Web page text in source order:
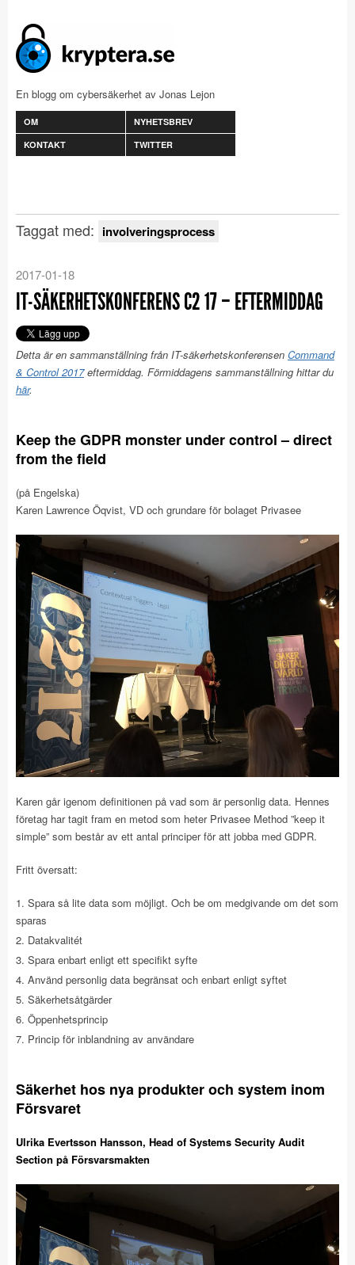
En blogg om cybersäkerhet av Jonas Lejon
OM
NYHETSBREV
KONTAKT
TWITTER
Taggat med: involveringsprocess
2017-01-18
IT-SÄKERHETSKONFERENS C2 17 – EFTERMIDDAG
Detta är en sammanställning från IT-säkerhetskonferensen Command
& Control 2017eftermiddag. Förmiddagens sammanställning hittar du
här.
Keep the GDPR monster under control – direct
from the field
(på Engelska)
Karen Lawrence Öqvist, VD och grundare för bolaget Privasee
Karen går igenom definitionen på vad som är personlig data. Hennes
företag har tagit fram en metod som heter Privasee Method ”keep it
simple” som består av ett antal principer för att jobba med GDPR.
Fritt översatt:
Spara så lite data som möjligt. Och be om medgivande om det som
sparas
Datakvalitét
Spara enbart enligt ett specifikt syfte
Använd personlig data begränsat och enbart enligt syftet
Säkerhetsåtgärder
Öppenhetsprincip
Princip för inblandning av användare
Säkerhet hos nya produkter och system inom
Försvaret
Ulrika Evertsson Hansson, Head of Systems Security Audit
Section på Försvarsmakten